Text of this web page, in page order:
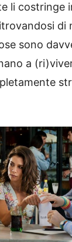
li costringe
di
sono
a